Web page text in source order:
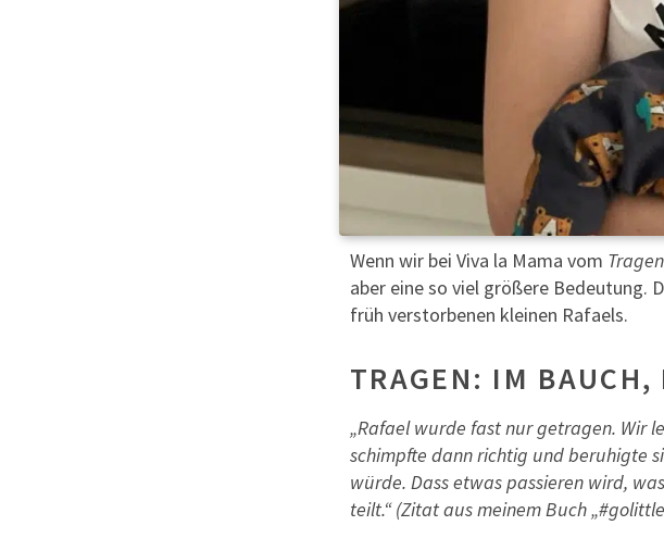
Wenn wir bei Viva la Mama vom Tragen
aber eine so viel größere Bedeutung.
früh verstorbenen kleinen Rafaels.
TRAGEN: IM
„Rafael wurde fast nur getragen. Wir
schimpfte dann richtig und beruhigte
würde. Dass etwas passieren wird,
teilt.“ (Zitat aus meinem Buch